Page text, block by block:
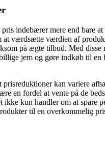
indebærer mere end bare at
at værdsætte værdien af
på ægte tilbud. Med disse
jem og gøre indkøb til en
kan variere
en fordel at vente på de
ikke kun handler om at spare
til en overkommelig